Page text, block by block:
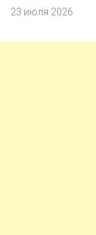
23 июля 2026